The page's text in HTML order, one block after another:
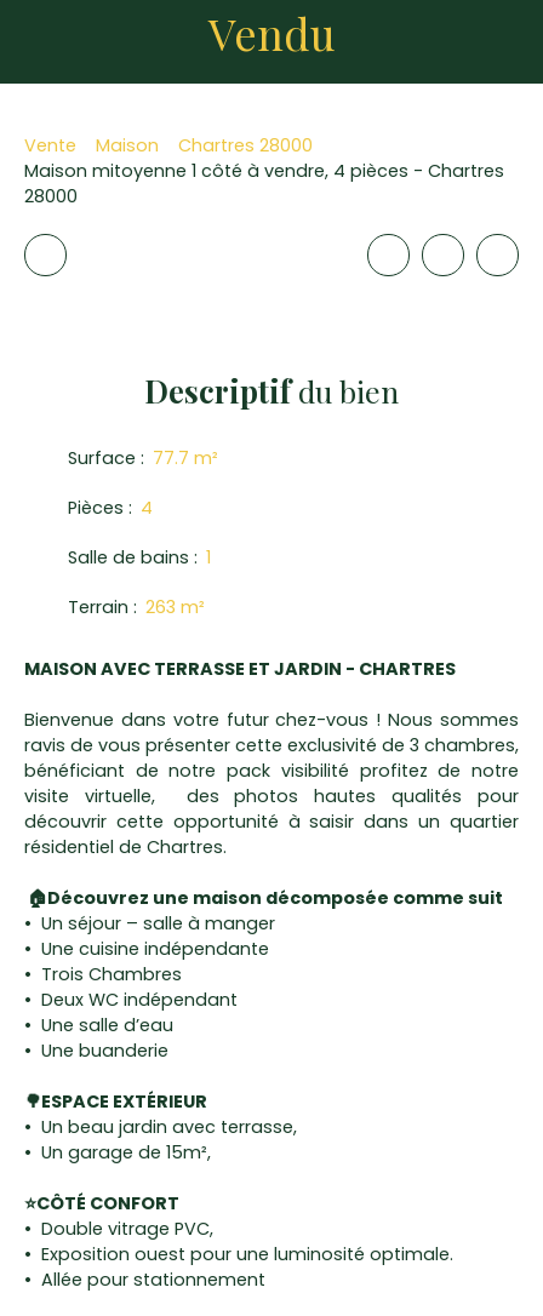
Vendu
Vente Maison
Chartres 28000
Maison mitoyenne 1 côté à vendre, 4 pièces - Chartres
28000
Descriptifdu bien
Surface : 77.7 m²
Pièces : 4
Salle de bains : 1
Terrain : 263 m²
MAISON AVEC TERRASSE ET JARDIN - CHARTRES
Bienvenue dans votre futur chez-vous ! Nous sommes
ravis de vous présenter cette exclusivité de 3 chambres,
bénéficiant de notre pack visibilité profitez de notre
visite virtuelle, des photos hautes qualités pour
découvrir cette opportunité à saisir dans un quartier
résidentiel de Chartres.
🏠Découvrez une maison décomposée comme suit
Un séjour – salle à manger
Une cuisine indépendante
Trois Chambres
Deux WC indépendant
Une salle d’eau
Une buanderie
🌳ESPACE EXTÉRIEUR
Un beau jardin avec terrasse,
Un garage de 15m²,
⭐CÔTÉ CONFORT
Double vitrage PVC,
Exposition ouest pour une luminosité optimale.
Allée pour stationnement